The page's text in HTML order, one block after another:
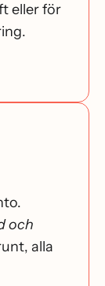
eller för
och
alla